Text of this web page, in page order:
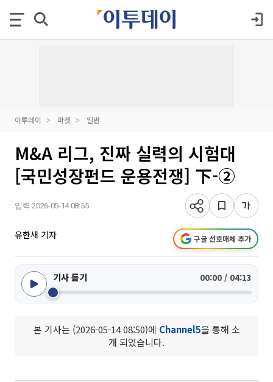
이투데이 마켓 일반
M&A 리그, 진짜 실력의 시험대
[국민성장펀드 운용전쟁] 下-②
입력 2026-05-14 08:55
유한새 기자 구글 선호매체 추가
기사 듣기 00:00 / 04:13
본 기사는 (2026-05-14 08:50)에 Channel5을 통해 소
개 되었습니다.